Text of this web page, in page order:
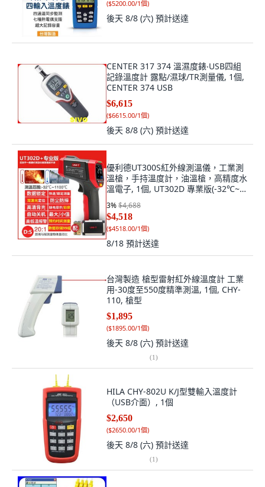
($5200.00/1個)
後天 8/8 (六) 預計送達
CENTER 317 374 溫濕度錶‧USB四組
記錄溫度計 露點/濕球/TR測量儀, 1個,
CENTER 374 USB
$6,615
($6615.00/1個)
後天 8/8 (六) 預計送達
優利德UT300S紅外線測溫儀，工業測
溫槍，手持溫度計，油溫槍，高精度水
溫電子, 1個, UT302D 專業版(-32℃~
110
3%$4,688
$4,518
($4518.00/1個)
8/18 預計送達
台灣製造 槍型雷射紅外線溫度計 工業
用-30度至550度精準測溫, 1個, CHY-
110, 槍型
$1,895
($1895.00/1個)
後天 8/8 (六) 預計送達
(1)
HILA CHY-802U K/J型雙輸入溫度計
（USB介面）, 1個
$2,650
($2650.00/1個)
後天 8/8 (六) 預計送達
(1)